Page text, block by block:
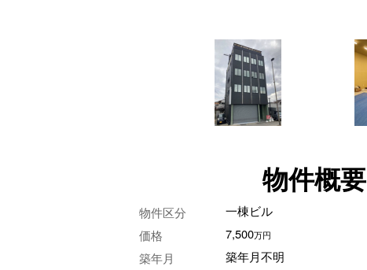
物件概要
物件区分
一棟ビル
価格
7,500万円
築年月
築年月不明